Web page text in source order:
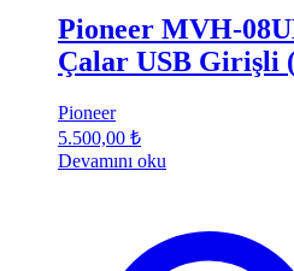
Pioneer MVH-
Çalar USB Girişli
Pioneer
5.500,00 ₺
Devamını oku